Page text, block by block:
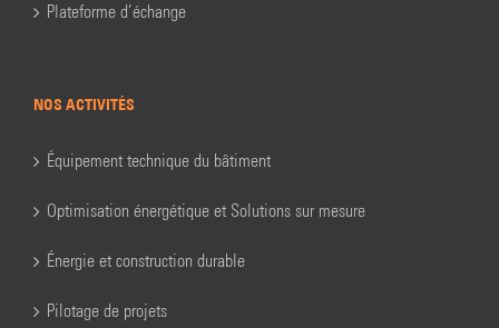
Plateforme d’échange
NOS ACTIVITÉS
Équipement technique du bâtiment
Optimisation énergétique et Solutions sur mesure
Énergie et construction durable
Pilotage de projets